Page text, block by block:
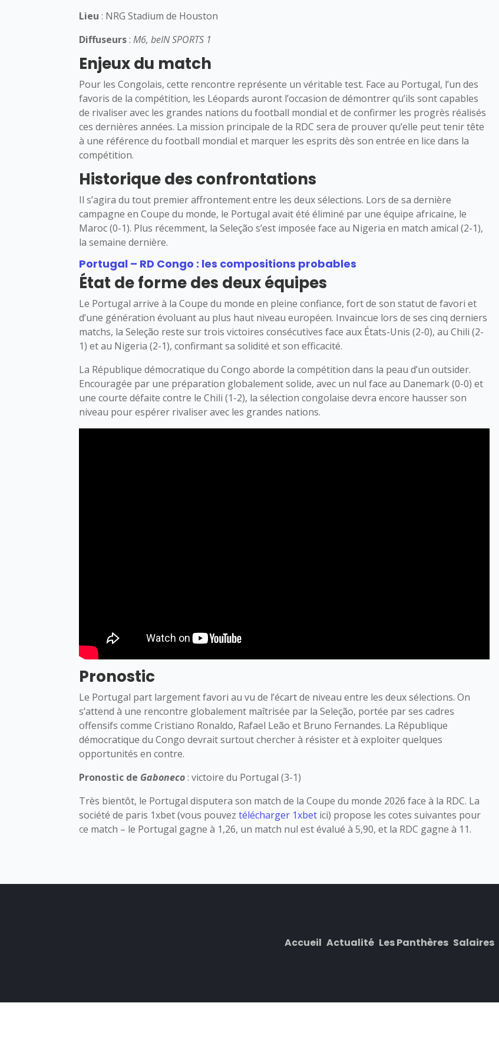
Lieu : NRG Stadium de Houston
Diffuseurs:M6, beIN SPORTS 1
Enjeux du match
Pour les Congolais, cette rencontre représente un véritable test. Face au Portugal, l’un des
favoris de la compétition, les Léopards auront l’occasion de démontrer qu’ils sont capables
de rivaliser avec les grandes nations du football mondial et de confirmer les progrès réalisés
ces dernières années. La mission principale de la RDC sera de prouver qu’elle peut tenir tête
à une référence du football mondial et marquer les esprits dès son entrée en lice dans la
compétition.
Historique des confrontations
Il s’agira du tout premier affrontement entre les deux sélections. Lors de sa dernière
campagne en Coupe du monde, le Portugal avait été éliminé par une équipe africaine, le
Maroc (0-1). Plus récemment, la Seleção s’est imposée face au Nigeria en match amical (2-1),
la semaine dernière.
Portugal – RD Congo : les compositions probables
État de forme des deux équipes
Le Portugal arrive à la Coupe du monde en pleine confiance, fort de son statut de favori et
d’une génération évoluant au plus haut niveau européen. Invaincue lors de ses cinq derniers
matchs, la Seleção reste sur trois victoires consécutives face aux États-Unis (2-0), au Chili (2-
1) et au Nigeria (2-1), confirmant sa solidité et son efficacité.
La République démocratique du Congo aborde la compétition dans la peau d’un outsider.
Encouragée par une préparation globalement solide, avec un nul face au Danemark (0-0) et
une courte défaite contre le Chili (1-2), la sélection congolaise devra encore hausser son
niveau pour espérer rivaliser avec les grandes nations.
Pronostic
Le Portugal part largement favori au vu de l’écart de niveau entre les deux sélections. On
s’attend à une rencontre globalement maîtrisée par la Seleção, portée par ses cadres
offensifs comme Cristiano Ronaldo, Rafael Leão et Bruno Fernandes. La République
démocratique du Congo devrait surtout chercher à résister et à exploiter quelques
opportunités en contre.
Pronostic de Gaboneco: victoire du Portugal (3-1)
Très bientôt, le Portugal disputera son match de la Coupe du monde 2026 face à la RDC. La
société de paris 1xbet (vous pouveztélécharger 1xbet ici) propose les cotes suivantes pour
ce match – le Portugal gagne à 1,26, un match nul est évalué à 5,90, et la RDC gagne à 11.
Accueil Actualité Les Panthères Salaires